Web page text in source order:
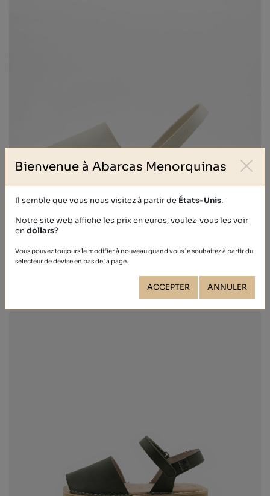
39,40 €
Bienvenue à Abarcas Menorquinas
Il semble que vous nous visitez à partir de États-Unis.
Notre site web affiche les prix en euros, voulez-vous les voir
endollars?
Vous pouvez toujours le modifier à nouveau quand vous le souhaitez à partir du
sélecteur de devise en bas de la page.
ACCEPTER ANNULER